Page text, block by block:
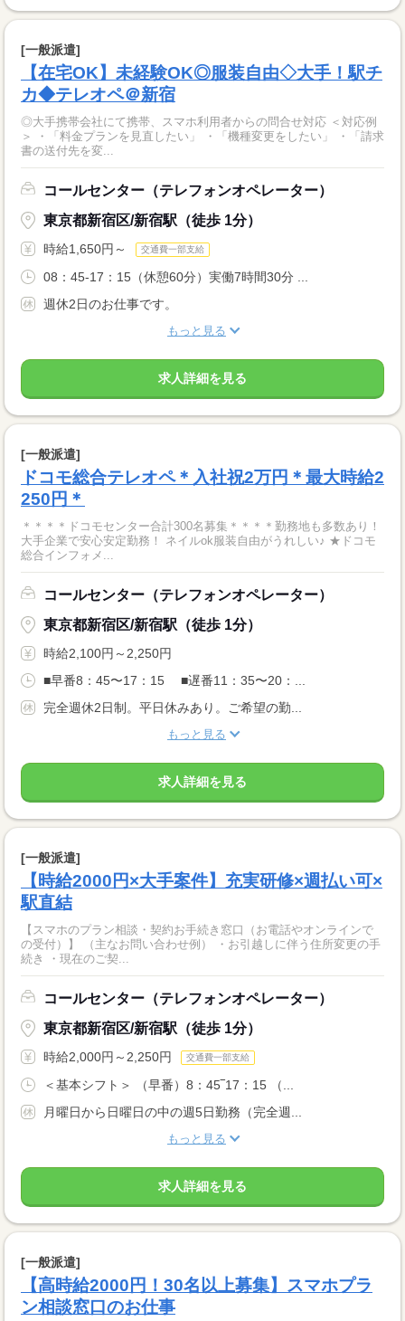
[一般派遣]
【在宅OK】未経験OK◎服装自由◇大手！駅チ
カ◆テレオペ＠新宿
◎大手携帯会社にて携帯、スマホ利用者からの問合せ対応 ＜対応例
＞ ・「料金プランを見直したい」 ・「機種変更をしたい」 ・「請求
書の送付先を変...
コールセンター（テレフォンオペレーター）
東京都新宿区/新宿駅（徒歩 1分）
時給1,650円～ 交通費一部支給
08：45-17：15（休憩60分）実働7時間30分 ...
週休2日のお仕事です。
もっと見る
求人詳細を見る
[一般派遣]
ドコモ総合テレオペ＊入社祝2万円＊最大時給2
250円＊
＊＊＊＊ドコモセンター合計300名募集＊＊＊＊勤務地も多数あり！
大手企業で安心安定勤務！ ネイルok服装自由がうれしい♪ ★ドコモ
総合インフォメ...
コールセンター（テレフォンオペレーター）
東京都新宿区/新宿駅（徒歩 1分）
時給2,100円～2,250円
■早番8：45〜17：15 ■遅番11：35〜20：...
完全週休2日制。平日休みあり。ご希望の勤...
もっと見る
求人詳細を見る
[一般派遣]
【時給2000円×大手案件】充実研修×週払い可×
駅直結
【スマホのプラン相談・契約お手続き窓口（お電話やオンラインで
の受付）】 （主なお問い合わせ例） ・お引越しに伴う住所変更の手
続き ・現在のご契...
コールセンター（テレフォンオペレーター）
東京都新宿区/新宿駅（徒歩 1分）
時給2,000円～2,250円 交通費一部支給
＜基本シフト＞ （早番）8：45‾17：15 （...
月曜日から日曜日の中の週5日勤務（完全週...
もっと見る
求人詳細を見る
[一般派遣]
【高時給2000円！30名以上募集】スマホプラ
ン相談窓口のお仕事